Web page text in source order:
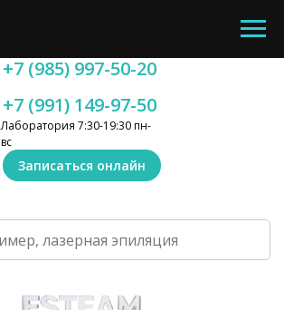
Лаборатория 7:30-19:30 пн-
вс
+7 (991) 149-97-50
+7 (985) 997-50-20
Записаться онлайн